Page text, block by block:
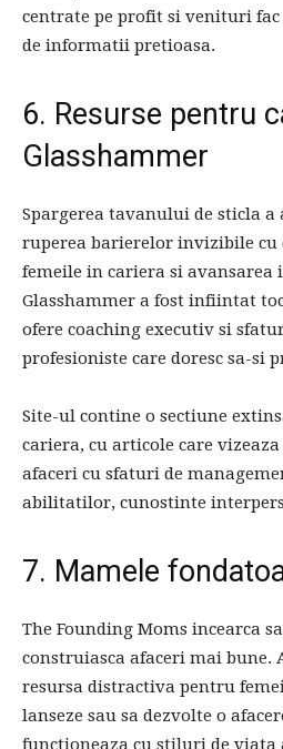
centrate pe profit si venituri fac
de informatii pretioasa.
6. Resurse pentru
Glasshammer
Spargerea tavanului de sticla a
ruperea barierelor invizibile cu
femeile in cariera si avansarea
Glasshammer a fost infiintat
ofere coaching executiv si
profesioniste care doresc sa-si
Site-ul contine o sectiune
cariera, cu articole care
afaceri cu sfaturi de
abilitatilor, cunostinte
7. Mamele
The Founding Moms incearca
construiasca afaceri mai bune.
resursa distractiva pentru
lanseze sau sa dezvolte o
functioneaza cu stiluri de viata